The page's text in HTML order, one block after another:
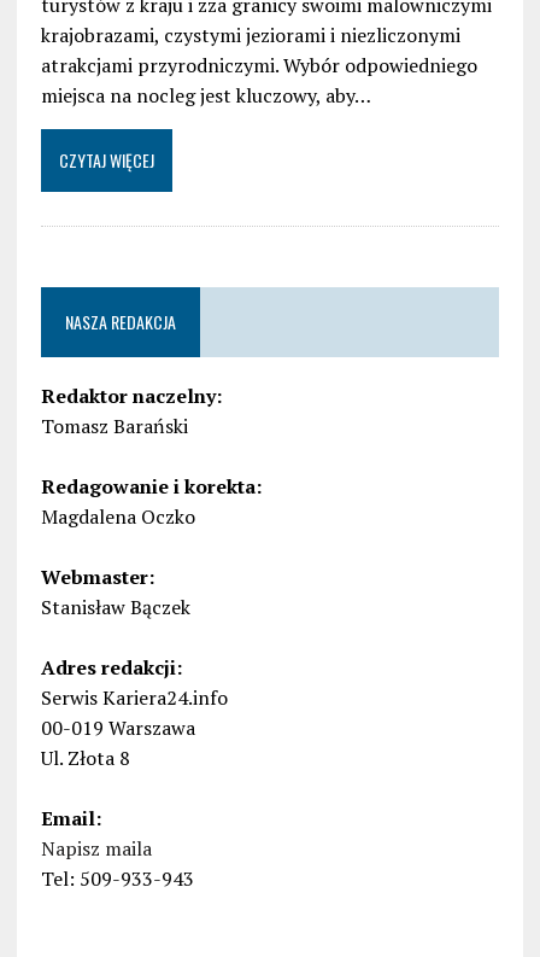
krajobrazami, czystymi jeziorami i niezliczonymi
atrakcjami przyrodniczymi. Wybór odpowiedniego
miejsca na nocleg jest kluczowy, aby…
CZYTAJ WIĘCEJ
NASZA REDAKCJA
Redaktor naczelny:
Tomasz Barański
Redagowanie i korekta:
Magdalena Oczko
Webmaster:
Stanisław Bączek
Adres redakcji:
Serwis Kariera24.info
00-019 Warszawa
Ul. Złota 8
Email:
Napisz maila
Tel: 509-933-943